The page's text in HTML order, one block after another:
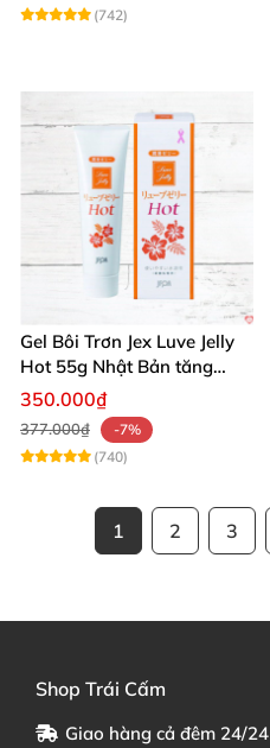
(742)
Gel Bôi Trơn Jex Luve Jelly
Hot 55g Nhật Bản tăng
khoái cảm nữ dễ sử dụng
350.000₫
377.000₫
-7%
(740)
1 2 3
Shop Trái Cấm
Giao hàng cả đêm 24/24